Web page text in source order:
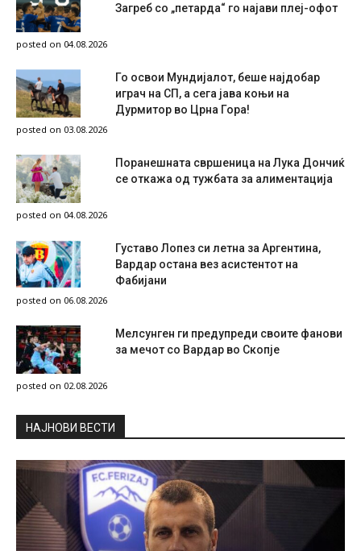
Загреб со „петарда“ го најави плеј-офот
posted on 04.08.2026
Го освои Мундијалот, беше најдобар
играч на СП, а сега јава коњи на
Дурмитор во Црна Гора!
posted on 03.08.2026
Поранешната свршеница на Лука Дончиќ
се откажа од тужбата за алиментација
posted on 04.08.2026
Густаво Лопез си летна за Аргентина,
Вардар остана вез асистентот на
Фабијани
posted on 06.08.2026
Мелсунген ги предупреди своите фанови
за мечот со Вардар во Скопје
posted on 02.08.2026
НAЈНОВИ ВЕСТИ